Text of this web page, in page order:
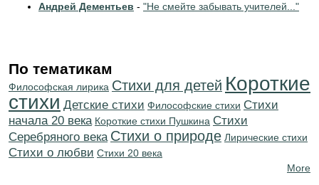
Андрей Дементьев - "Не смейте забывать учителей..."
По тематикам
Философская лирика Стихи для детей Короткие
стихи Детские стихи Философские стихи Cтихи
начала 20 века Короткие стихи Пушкина Cтихи
Серебряного века Стихи о природе Лирические стихи
Стихи о любви Стихи 20 века
More